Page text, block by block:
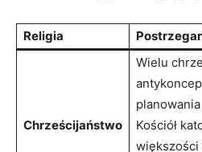
Religia
Chrześcijaństwo
Wielu
Kościół
większości⁤